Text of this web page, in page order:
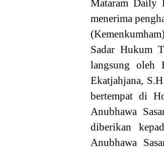
Mataram Daily
menerima
Sadar Hukum
langsung oleh
Ekatjahjana,
bertempat di
Anubhawa
diberikan
Anubhawa